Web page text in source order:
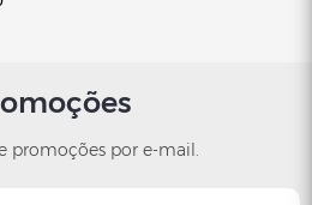
promoções por e-mail.